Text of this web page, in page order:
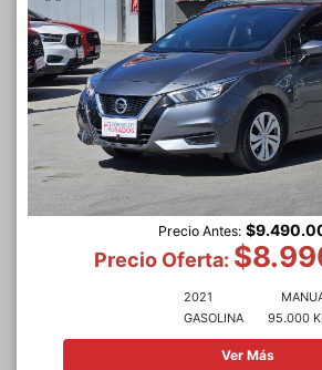
Precio Antes:
Precio Oferta:
2021
GASOLINA
95.000
Ver Más